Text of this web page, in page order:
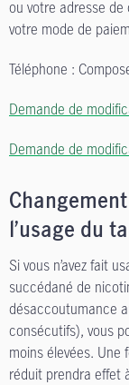
ou votre adresse
votre mode de
Téléphone :
Demande de
Demande de
l’usage du
Si vous n’avez fait
succédané de
désaccoutumance
consécutifs), vous
moins élevées. Une
réduit prendra effet